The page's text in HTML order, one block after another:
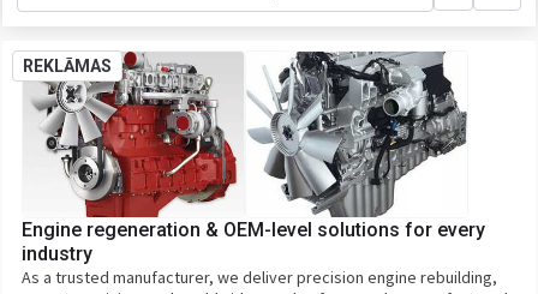
REKLĀMAS
Engine regeneration & OEM-level solutions for every
industry
As a trusted manufacturer, we deliver precision engine rebuilding,